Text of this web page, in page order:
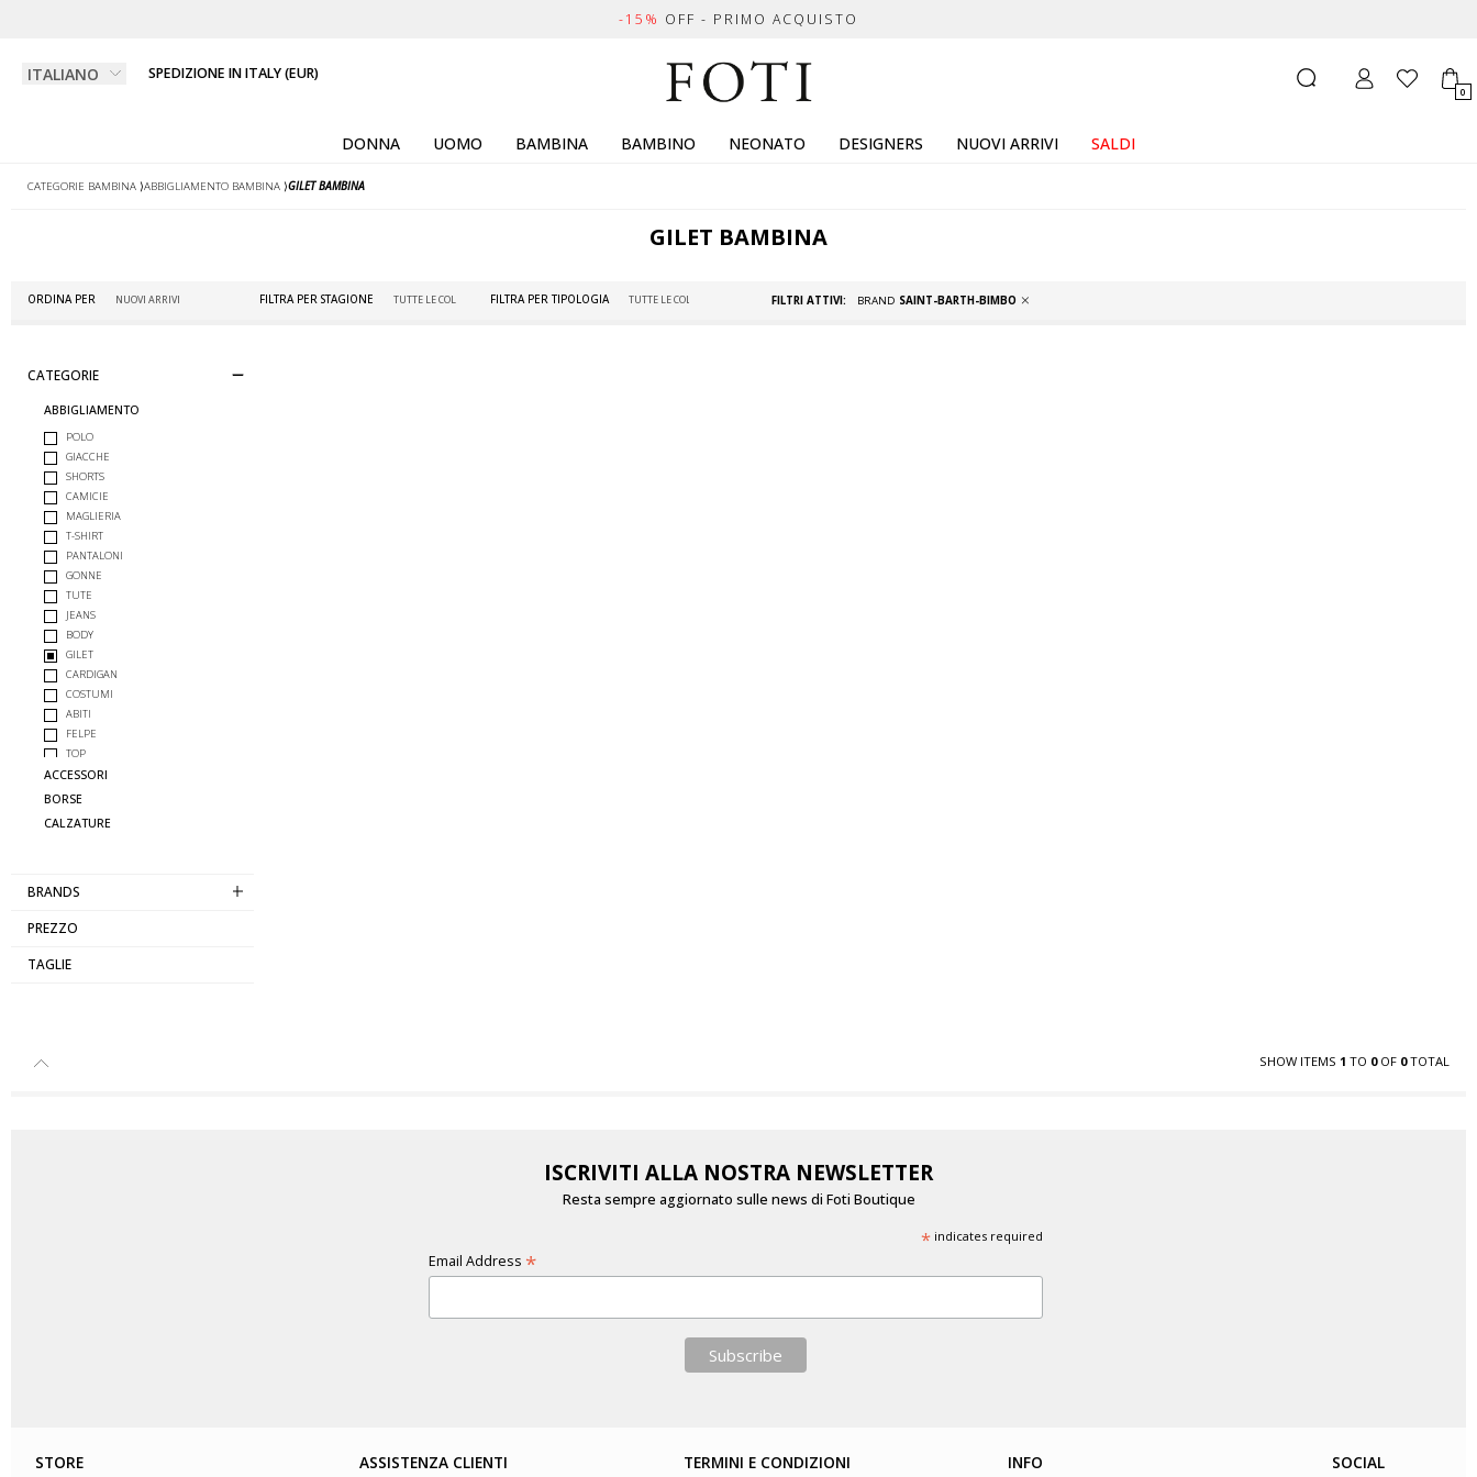
-15% OFF - PRIMO ACQUISTO
SPEDIZIONE IN ITALY (EUR)
0
DONNA UOMO BAMBINA BAMBINO NEONATO DESIGNERS NUOVI ARRIVI SALDI
CATEGORIE BAMBINA ⟩ABBIGLIAMENTO BAMBINA ⟩GILET BAMBINA
GILET BAMBINA
ORDINA PER FILTRA PER STAGIONE FILTRA PER TIPOLOGIA FILTRI ATTIVI: BRAND SAINT-BARTH-BIMBO
CATEGORIE
ABBIGLIAMENTO
POLO
GIACCHE
SHORTS
CAMICIE
MAGLIERIA
T-SHIRT
PANTALONI
GONNE
TUTE
JEANS
BODY
GILET
CARDIGAN
COSTUMI
ABITI
FELPE
TOP
GIUBBOTTI
COMPLETO
ACCESSORI
BORSE
CALZATURE
BRANDS
PREZZO
TAGLIE
SHOW ITEMS 1 TO 0OF 0TOTAL
ISCRIVITI ALLA NOSTRA NEWSLETTER
Resta sempre aggiornato sulle news di Foti Boutique
*indicates required
Email Address *
STORE ASSISTENZA CLIENTI TERMINI E CONDIZIONI INFO SOCIAL